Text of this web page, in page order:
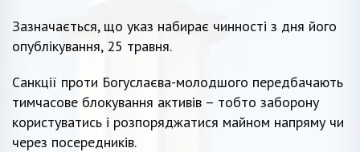
Зазначається, що указ набирає чинності з дня його
опублікування, 25 травня.
Санкції проти Богуслаєва-молодшого передбачають
тимчасове блокування активів – тобто заборону
користуватись і розпоряджатися майном напряму чи
через посередників.